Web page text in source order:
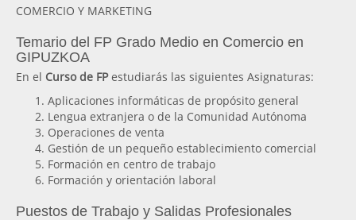
COMERCIO Y MARKETING
Temario del FP Grado Medio en Comercio en
GIPUZKOA
En el Curso de FPestudiarás las siguientes Asignaturas:
Aplicaciones informáticas de propósito general
Lengua extranjera o de la Comunidad Autónoma
Operaciones de venta
Gestión de un pequeño establecimiento comercial
Formación en centro de trabajo
Formación y orientación laboral
Puestos de Trabajo y Salidas Profesionales